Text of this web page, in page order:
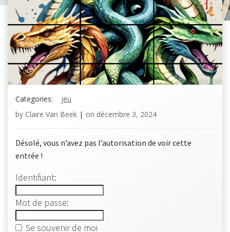
Categories:
jeu
by Claire Van Beek | on décembre 3, 2024
Désolé, vous n’avez pas l’autorisation de voir cette
entrée !
Identifiant:
Mot de passe:
Se souvenir de moi